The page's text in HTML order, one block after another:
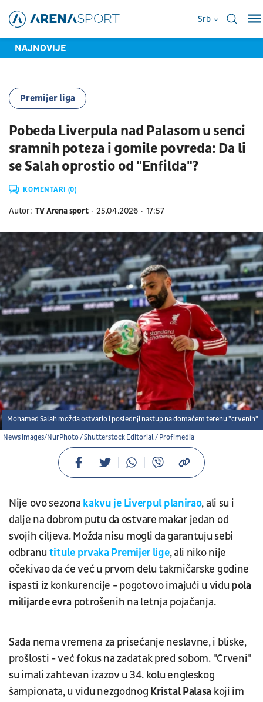
Srb
NAJNOVIJE
Premijer liga
Pobeda Liverpula nad Palasom u senci
sramnih poteza i gomile povreda: Da li
se Salah oprostio od "Enfilda"?
KOMENTARI (0)
Autor: TV Arena sport 25.04.2026 17:57
News Images/NurPhoto / Shutterstock Editorial / Profimedia
Mohamed Salah možda ostvario i poslednji nastup na domaćem terenu "crvenih"
Nije ovo sezona kakvu je Liverpulplanirao, ali su i
dalje na dobrom putu da ostvare makar jedan od
svojih ciljeva. Možda nisu mogli da garantuju sebi
odbranu titule prvakaPremijer lige, ali niko nije
očekivao da će već u prvom delu takmičarske godine
ispasti iz konkurencije - pogotovo imajući u vidu pola
milijarde evrapotrošenih na letnja pojačanja.
Sada nema vremena za prisećanje neslavne, i bliske,
prošlosti - već fokus na zadatak pred sobom. "Crveni"
su imali zahtevan izazov u 34. kolu engleskog
šampionata, u vidu nezgodnog Kristal Palasa koji im